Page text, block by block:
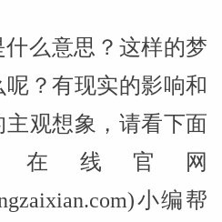
么意思？这样的梦
？有现实的影响和
观想象，请看下面
线官网
小编帮